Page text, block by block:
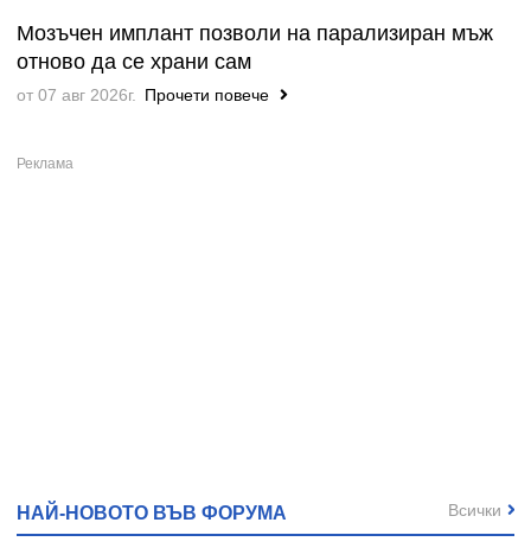
Мозъчен имплант позволи на парализиран мъж
отново да се храни сам
от 07 авг 2026г. Прочети повече
НАЙ-НОВОТО ВЪВ ФОРУМА Всички